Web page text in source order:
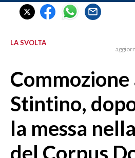
CAGLIARI
SULCIS IGLESIENTE
SASSARI E PROVINCIA
GALLURA
OGLIASTRA
AGENDA
LA SVOLTA
Commozione
Stintino,
la messa
del Corpus